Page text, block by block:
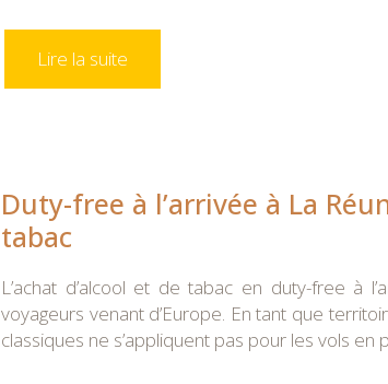
Lire la suite
Duty-free à l’arrivée à La
tabac
L’achat d’alcool et de tabac en duty-free à
voyageurs venant d’Europe. En tant que
classiques ne s’appliquent pas pour les vols en